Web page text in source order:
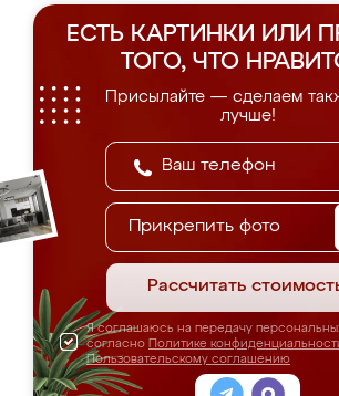
ЕСТЬ КАРТИНКИ ИЛИ
ТОГО, ЧТО
Присылайте — сделаем
лучше!
Прикрепить фото
Рассчитать
Я соглашаюсь на передачу
согласно Политике
Пользовательскому соглашению